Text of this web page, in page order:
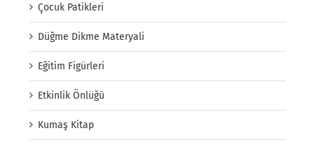
Çocuk Patikleri
Düğme Dikme Materyali
Eğitim Figürleri
Etkinlik Önlüğü
Kumaş Kitap